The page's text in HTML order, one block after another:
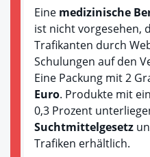
Eine medizinische
ist nicht vorgesehen,
Trafikanten durch
Schulungen auf den
Eine Packung mit 2
Euro. Produkte mit
0,3 Prozent
Suchtmittelgesetz
Trafiken erhältlich.